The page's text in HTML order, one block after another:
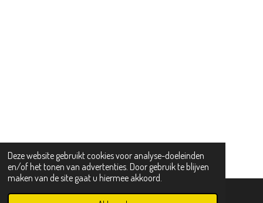
Deze website gebruikt cookies voor analyse-doeleinden
en/of het tonen van advertenties. Door gebruik te blijven
maken van de site gaat u hiermee akkoord.